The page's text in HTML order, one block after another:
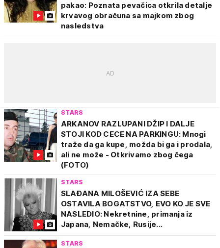
pakao: Poznata pevačica otkrila detalje
krvavog obračuna sa majkom zbog
nasledstva
STARS
ARKANOV RAZLUPANI DŽIP I DALJE
STOJI KOD CECE NA PARKINGU: Mnogi
traže da ga kupe, možda bi ga i prodala,
ali ne može - Otkrivamo zbog čega
(FOTO)
STARS
SLAĐANA MILOŠEVIĆ IZA SEBE
OSTAVILA BOGATSTVO, EVO KO JE SVE
NASLEDIO: Nekretnine, primanja iz
Japana, Nemačke, Rusije...
STARS